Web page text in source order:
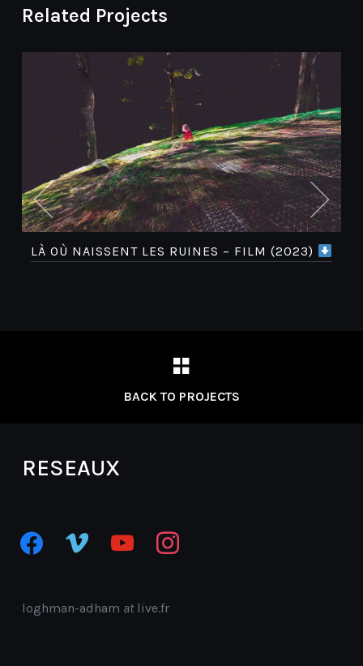
Related Projects
LÀ OÙ NAISSENT LES RUINES – FILM (2023)
BACK TO PROJECTS
RESEAUX
facebookvimeo youtube instagram
loghman-adham atlive.fr